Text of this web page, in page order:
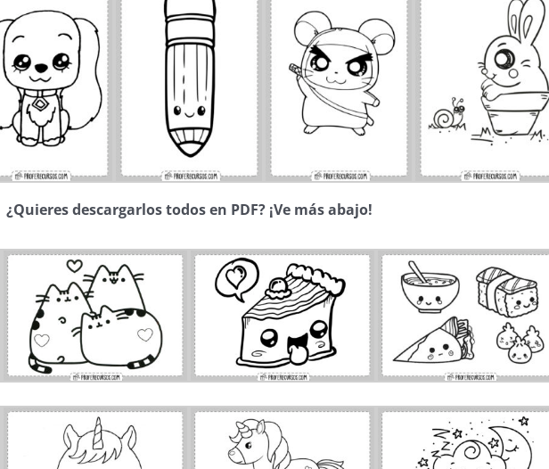
¿Quieres descargarlos todos en PDF? ¡Ve más abajo!